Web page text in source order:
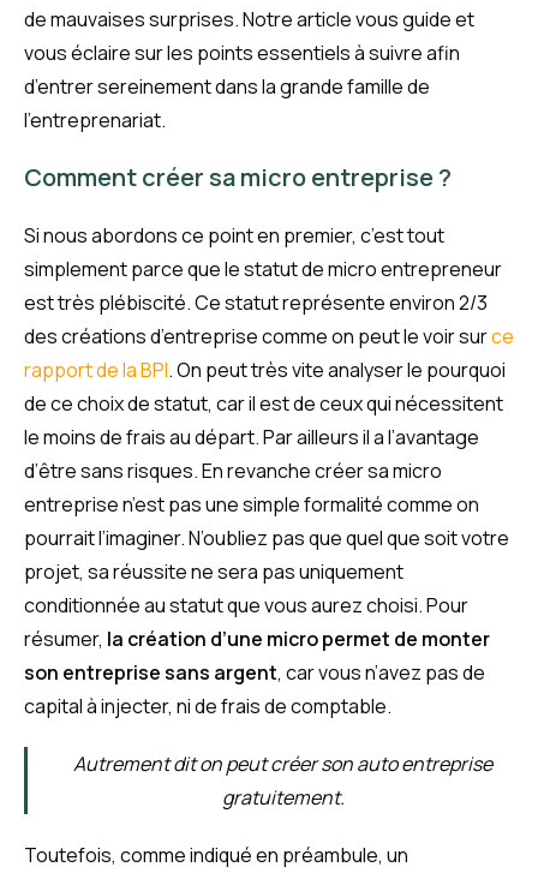
de mauvaises surprises. Notre article vous guide et
vous éclaire sur les points essentiels à suivre afin
d’entrer sereinement dans la grande famille de
l’entreprenariat.
Comment créer sa micro entreprise ?
Si nous abordons ce point en premier, c’est tout
simplement parce que le statut de micro entrepreneur
est très plébiscité. Ce statut représente environ 2/3
des créations d’entreprise comme on peut le voir surce
rapport de la BPI. On peut très vite analyser le pourquoi
de ce choix de statut, car il est de ceux qui nécessitent
le moins de frais au départ. Par ailleurs il a l’avantage
d’être sans risques. En revanche créer sa micro
entreprise n’est pas une simple formalité comme on
pourrait l’imaginer. N’oubliez pas que quel que soit votre
projet, sa réussite ne sera pas uniquement
conditionnée au statut que vous aurez choisi. Pour
résumer, la création d’une micro permet de monter
son entreprise sans argent, car vous n’avez pas de
capital à injecter, ni de frais de comptable.
Autrement dit on peut créer son auto entreprise
gratuitement.
Toutefois, comme indiqué en préambule, un